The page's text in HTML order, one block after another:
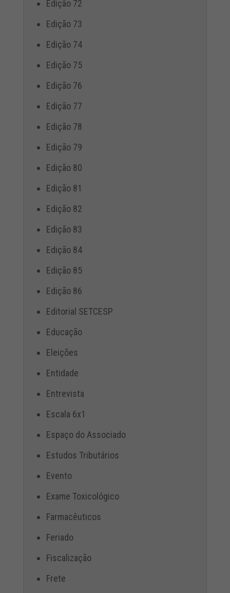
Edição 72
Edição 73
Edição 74
Edição 75
Edição 76
Edição 77
Edição 78
Edição 79
Edição 80
Edição 81
Edição 82
Edição 83
Edição 84
Edição 85
Edição 86
Editorial SETCESP
Educação
Eleições
Entidade
Entrevista
Escala 6x1
Espaço do Associado
Estudos Tributários
Evento
Exame Toxicológico
Farmacêuticos
Feriado
Fiscalização
Frete